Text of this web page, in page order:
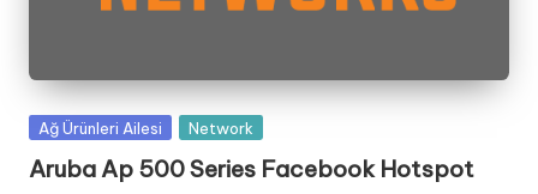
Posted
Ağ Ürünleri Ailesi Network
Aruba Ap 500 Series Facebook Hotspot